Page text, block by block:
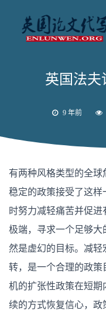
英国法夫
9 年前
有两种风格类型的全
稳定的政策接受了这样
时努力减轻痛苦并促
极端，寻求一个足够
然是虚幻的目标。减
转，是一个合理的政
机的扩张性政策在短
续的方式恢复信心，政